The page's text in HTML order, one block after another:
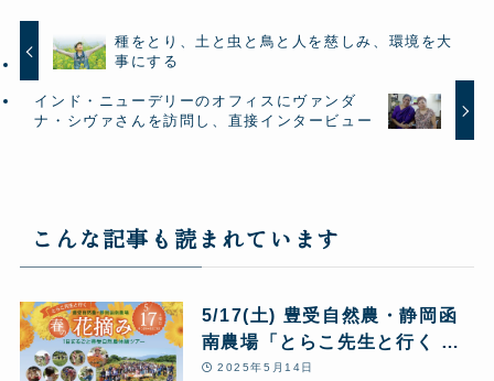
種をとり、土と虫と鳥と人を慈しみ、環境を大
事にする
インド・ニューデリーのオフィスにヴァンダ
ナ・シヴァさんを訪問し、直接インタービュー
こんな記事も読まれています
5/17(土) 豊受自然農・静岡函
南農場「とらこ先生と行く 春
の花摘みツアー」1日まるごと
2025年5月14日